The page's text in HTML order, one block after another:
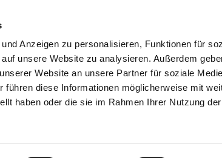
Anzeigen zu personalisieren, Funktionen für
unsere Website zu analysieren. Außerdem
Website an unsere Partner für soziale
führen diese Informationen möglicherweise mit
haben oder die sie im Rahmen Ihrer Nutzung
INFORMIEREN SPAREN &